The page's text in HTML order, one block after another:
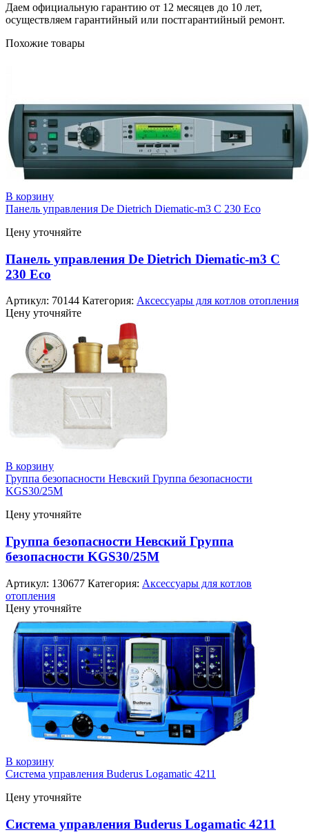
Даем официальную гарантию от 12 месяцев до 10 лет,
осуществляем гарантийный или постгарантийный ремонт.
Похожие товары
В корзину
Панель управления De Dietrich Diematic-m3 С 230 Eco
Цену уточняйте
Панель управления De Dietrich Diematic-m3 С
230 Eco
Артикул: 70144 Категория: Аксессуары для котлов отопления
Цену уточняйте
В корзину
Группа безопасности Невский Группа безопасности
KGS30/25M
Цену уточняйте
Группа безопасности Невский Группа
безопасности KGS30/25M
Артикул: 130677 Категория: Аксессуары для котлов
отопления
Цену уточняйте
В корзину
Система управления Buderus Logamatic 4211
Цену уточняйте
Система управления Buderus Logamatic 4211